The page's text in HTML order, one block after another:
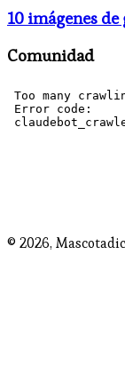
10 imágenes
Comunidad
© 2026,